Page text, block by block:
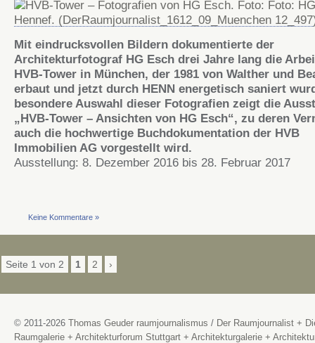
Mit eindrucksvollen Bildern dokumentierte der
Architekturfotograf HG Esch drei Jahre lang die
HVB-Tower in München, der 1981 von Walther und
erbaut und jetzt durch HENN energetisch saniert
besondere Auswahl dieser Fotografien zeigt die
„HVB-Tower – Ansichten von HG Esch“, zu deren
auch die hochwertige Buchdokumentation der HVB
Immobilien AG vorgestellt wird.
Ausstellung: 8. Dezember 2016 bis 28. Februar 2017
Keine Kommentare »
Seite 1 von 2 1 2 ›
© 2011-2026 Thomas Geuder raumjournalismus / Der Raumjournalist +
Raumgalerie + Architekturforum Stuttgart + Architekturgalerie +